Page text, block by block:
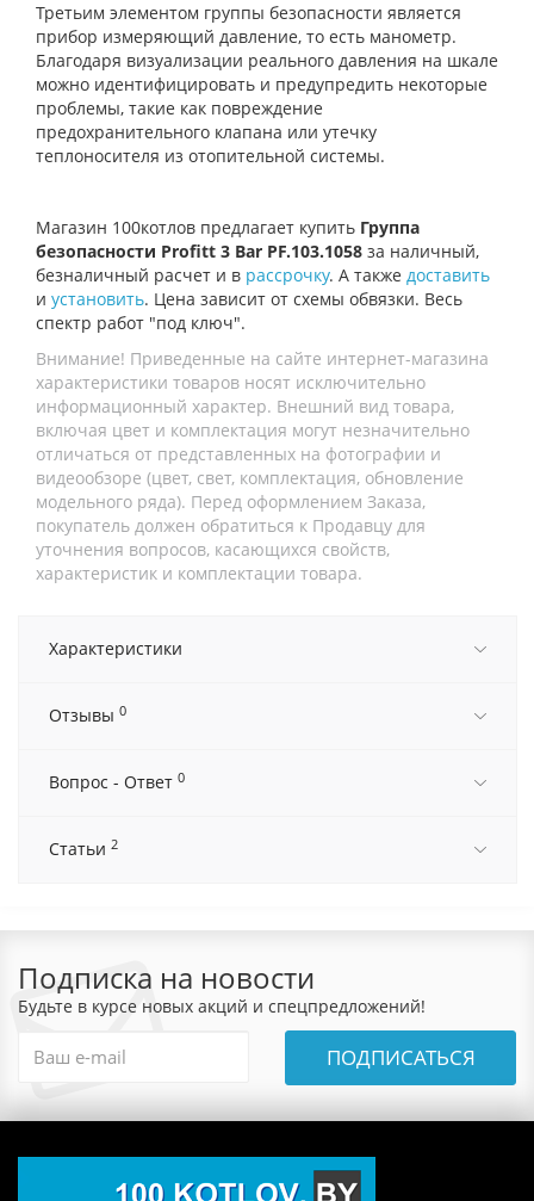
Третьим элементом группы безопасности является
прибор измеряющий давление, то есть манометр.
Благодаря визуализации реального давления на шкале
можно идентифицировать и предупредить некоторые
проблемы, такие как повреждение
предохранительного клапана или утечку
теплоносителя из отопительной системы.
Магазин 100котлов предлагает купить Группа
безопасности Profitt 3 Bar PF.103.1058 за наличный,
безналичный расчет и в рассрочку. А также доставить
и установить. Цена зависит от схемы обвязки. Весь
спектр работ "под ключ".
Внимание! Приведенные на сайте интернет-магазина
характеристики товаров носят исключительно
информационный характер. Внешний вид товара,
включая цвет и комплектация могут незначительно
отличаться от представленных на фотографии и
видеообзоре (цвет, свет, комплектация, обновление
модельного ряда). Перед оформлением Заказа,
покупатель должен обратиться к Продавцу для
уточнения вопросов, касающихся свойств,
характеристик и комплектации товара.
Характеристики
Отзывы 0
Вопрос - Ответ 0
Статьи 2
Подписка на новости
Будьте в курсе новых акций и спецпредложений!
ПОДПИСАТЬСЯ